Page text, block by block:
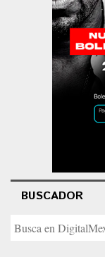
BUSCADOR